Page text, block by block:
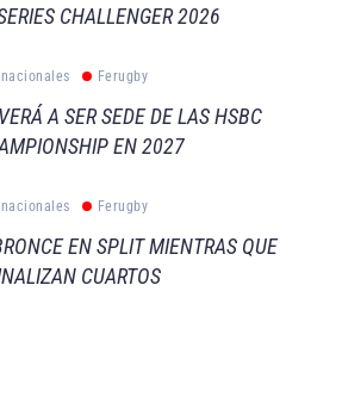
CHALLENGER 2026
Ferugby
A SER SEDE DE LAS HSBC
EN 2027
Ferugby
EN SPLIT MIENTRAS QUE
CUARTOS